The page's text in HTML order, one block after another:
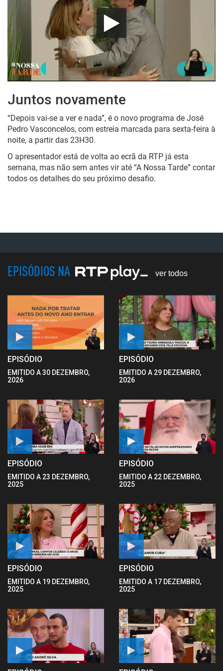
Juntos novamente
“Depois vai-se a ver e nada”, é o novo programa de José
Pedro Vasconcelos, com estreia marcada para sexta-feira à
noite, a partir das 23H30.
O apresentador está de volta ao ecrã da RTP já esta
semana, mas não sem antes vir até “A Nossa Tarde” contar
todos os detalhes do seu próximo desafio.
EPISÓDIOS NA ver todos
EPISÓDIO
EMITIDO A 30 DEZEMBRO,
2026
EPISÓDIO
EMITIDO A 29 DEZEMBRO,
2026
EPISÓDIO
EMITIDO A 23 DEZEMBRO,
2025
EPISÓDIO
EMITIDO A 22 DEZEMBRO,
2025
EPISÓDIO
EMITIDO A 19 DEZEMBRO,
2025
EPISÓDIO
EMITIDO A 17 DEZEMBRO,
2025